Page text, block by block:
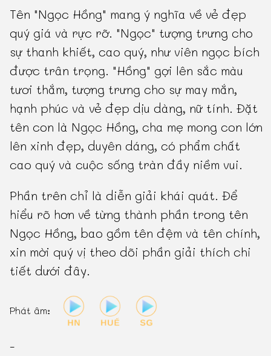
Tên "Ngọc Hồng" mang ý nghĩa về vẻ đẹp
quý giá và rực rỡ. "Ngọc" tượng trưng cho
sự thanh khiết, cao quý, như viên ngọc bích
được trân trọng. "Hồng" gợi lên sắc màu
tươi thắm, tượng trưng cho sự may mắn,
hạnh phúc và vẻ đẹp dịu dàng, nữ tính. Đặt
tên con là Ngọc Hồng, cha mẹ mong con lớn
lên xinh đẹp, duyên dáng, có phẩm chất
cao quý và cuộc sống tràn đầy niềm vui.
Phần trên chỉ là diễn giải khái quát. Để
hiểu rõ hơn về từng thành phần trong tên
Ngọc Hồng, bao gồm tên đệm và tên chính,
xin mời quý vị theo dõi phần giải thích chi
tiết dưới đây.
Phát âm:
-